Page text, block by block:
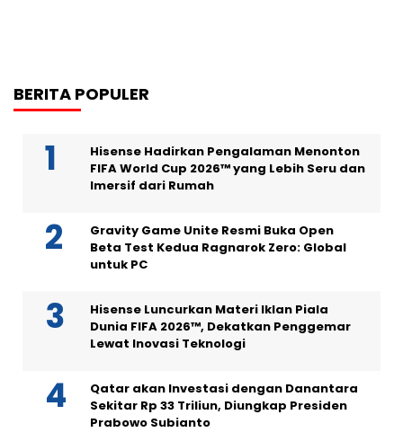
BERITA POPULER
Hisense Hadirkan Pengalaman Menonton
FIFA World Cup 2026™ yang Lebih Seru dan
Imersif dari Rumah
Gravity Game Unite Resmi Buka Open
Beta Test Kedua Ragnarok Zero: Global
untuk PC
Hisense Luncurkan Materi Iklan Piala
Dunia FIFA 2026™, Dekatkan Penggemar
Lewat Inovasi Teknologi
Qatar akan Investasi dengan Danantara
Sekitar Rp 33 Triliun, Diungkap Presiden
Prabowo Subianto